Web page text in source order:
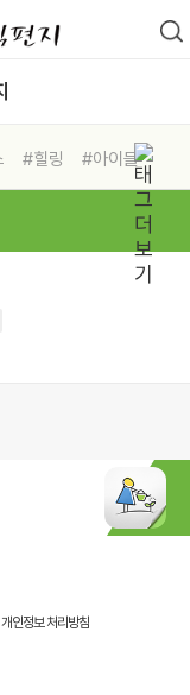
#힐링
#아이들
개인정보 처리방침